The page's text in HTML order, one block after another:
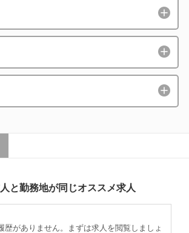
と勤務地が同じオススメ求人
歴がありません。まずは求人を閲覧しましょ